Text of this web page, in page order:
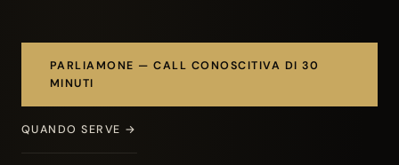
PARLIAMONE — CALL CONOSCITIVA DI 30
MINUTI
QUANDO SERVE →